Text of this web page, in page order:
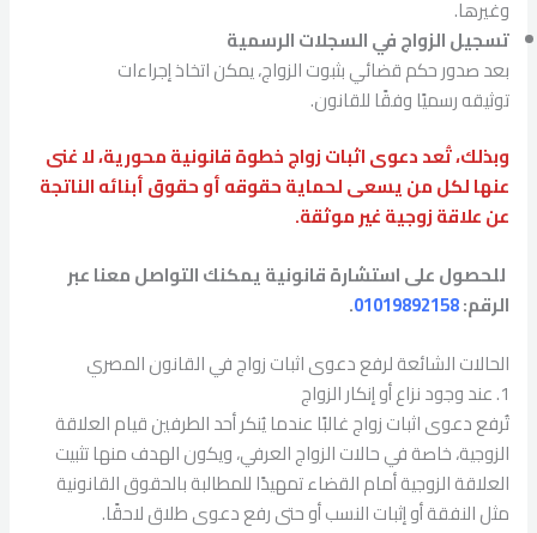
وغيرها.
تسجيل الزواج في السجلات الرسمية
بعد صدور حكم قضائي بثبوت الزواج، يمكن اتخاذ إجراءات
توثيقه رسميًا وفقًا للقانون.
وبذلك، تُعد دعوى اثبات زواج خطوة قانونية محورية، لا غنى
عنها لكل من يسعى لحماية حقوقه أو حقوق أبنائه الناتجة
عن علاقة زوجية غير موثقة.
للحصول على استشارة قانونية يمكنك التواصل معنا عبر
الرقم:01019892158
.
الحالات الشائعة لرفع دعوى اثبات زواج في القانون المصري
1. عند وجود نزاع أو إنكار الزواج
تُرفع دعوى اثبات زواج غالبًا عندما يُنكر أحد الطرفين قيام العلاقة
الزوجية، خاصة في حالات الزواج العرفي، ويكون الهدف منها تثبيت
العلاقة الزوجية أمام القضاء تمهيدًا للمطالبة بالحقوق القانونية
مثل النفقة أو إثبات النسب أو حتى رفع دعوى طلاق لاحقًا.